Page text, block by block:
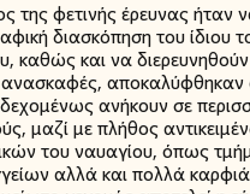
της φετινής έρευνας ήταν
διασκόπηση του ίδιου
καθώς και να
ανασκαφές,
ανήκουν σε
μαζί με πλήθος
του ναυαγίου, όπως
αλλά και πολλά